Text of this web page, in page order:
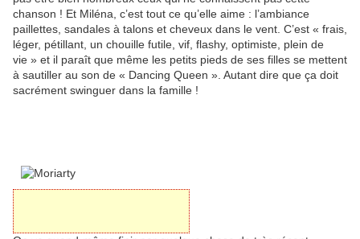
chanson ! Et Miléna, c’est tout ce qu’elle aime : l’ambiance
paillettes, sandales à talons et cheveux dans le vent. C’est « frais,
léger, pétillant, un chouille futile, vif, flashy, optimiste, plein de
vie » et il paraît que même les petits pieds de ses filles se mettent
à sautiller au son de « Dancing Queen ». Autant dire que ça doit
sacrément swinguer dans la famille !